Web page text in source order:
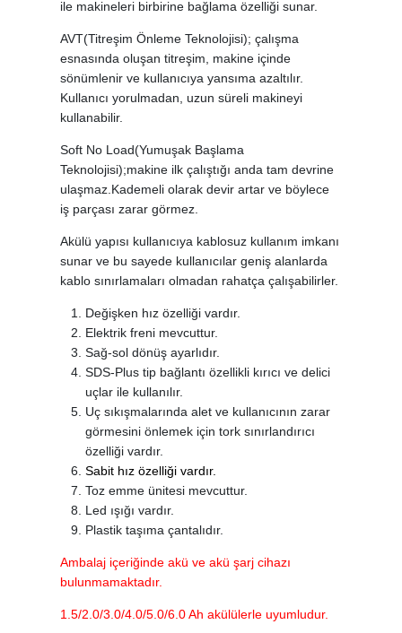
ile makineleri birbirine bağlama özelliği sunar.
AVT(Titreşim Önleme Teknolojisi); çalışma
esnasında oluşan titreşim, makine içinde
sönümlenir ve kullanıcıya yansıma azaltılır.
Kullanıcı yorulmadan, uzun süreli makineyi
kullanabilir.
Soft No Load(Yumuşak Başlama
Teknolojisi);makine ilk çalıştığı anda tam devrine
ulaşmaz.Kademeli olarak devir artar ve böylece
iş parçası zarar görmez.
Akülü yapısı kullanıcıya kablosuz kullanım imkanı
sunar ve bu sayede kullanıcılar geniş alanlarda
kablo sınırlamaları olmadan rahatça çalışabilirler.
Değişken hız özelliği vardır.
Elektrik freni mevcuttur.
Sağ-sol dönüş ayarlıdır.
SDS-Plus tip bağlantı özellikli kırıcı ve delici
uçlar ile kullanılır.
Uç sıkışmalarında alet ve kullanıcının zarar
görmesini önlemek için tork sınırlandırıcı
özelliği vardır.
Sabit hız özelliği vardır.
Toz emme ünitesi mevcuttur.
Led ışığı vardır.
Plastik taşıma çantalıdır.
Ambalaj içeriğinde akü ve akü şarj cihazı
bulunmamaktadır.
1.5/2.0/3.0/4.0/5.0/6.0 Ah akülülerle uyumludur.